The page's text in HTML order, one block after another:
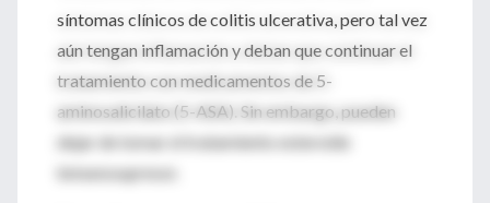
síntomas clínicos de colitis ulcerativa, pero tal vez
aún tengan inflamación y deban que continuar el
tratamiento con medicamentos de 5-
aminosalicilato (5-ASA). Sin embargo, pueden
dejar de tomar el tratamiento esteroide
inmunosupresor.